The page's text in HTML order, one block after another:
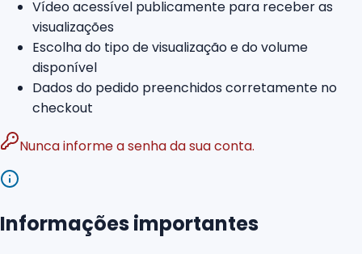
Vídeo acessível publicamente para receber as
visualizações
Escolha do tipo de visualização e do volume
disponível
Dados do pedido preenchidos corretamente no
checkout
Nunca informe a senha da sua conta.
Informações importantes